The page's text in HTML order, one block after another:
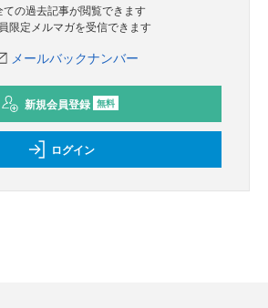
ての過去記事が閲覧できます
限定メルマガを受信できます
メールバックナンバー
新規会員登録 無料
ログイン